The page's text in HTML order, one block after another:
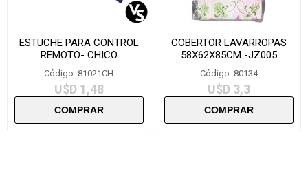
ESTUCHE PARA CONTROL
REMOTO- CHICO
Código: 81021CH
U$D 1,48
COBERTOR LAVARROPAS
58X62X85CM -JZ005
Código: 80134
U$D 3,3